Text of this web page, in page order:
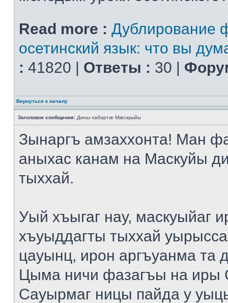
Read more : Дублирование
осетинский язык: что вы
: 41820 | Ответы : 30 |
Вернуться к началу
Заголовок сообщения: Дины хабартæ Мæскуыйы
Зынаргъ амзаххонта! Ман
аныхас канам на Маскуйы
тыххай.
Уый хъыгаг нау, маскуыйаг
хъуыддагты тыххай
цауынц, ирон аргъуанма та
Цыма ничи фазагъы на иры
Сауырмаг ницы пайда у